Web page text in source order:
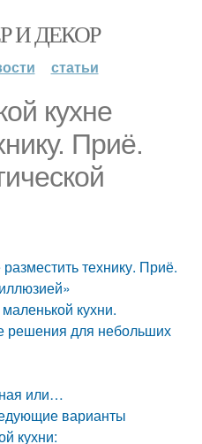
И ДЕКОР
статьи
кухне
Приё.
технику. Приё.
кухни.
решения для небольших
или…
варианты
кухни: